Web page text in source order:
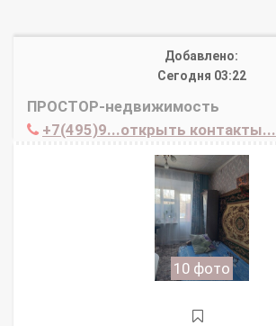
Добавлено:
Сегодня 03:22
ПРОСТОР-недвижимость
+7(495)9...открыть контакты...
10 фото